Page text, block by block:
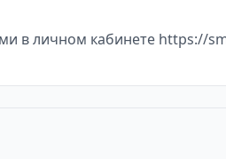
в личном кабинете https://